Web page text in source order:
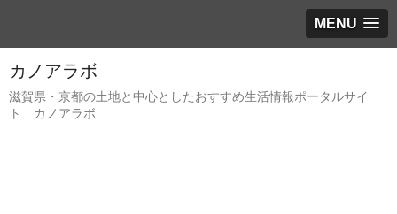
MENU
カノアラボ
滋賀県・京都の土地と中心としたおすすめ生活情報ポータルサイ
ト カノアラボ